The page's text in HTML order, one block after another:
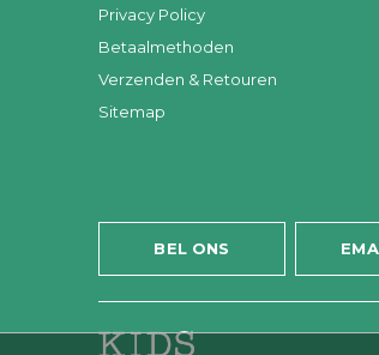
Privacy Policy
Betaalmethoden
Verzenden & Retouren
Sitemap
BEL ONS